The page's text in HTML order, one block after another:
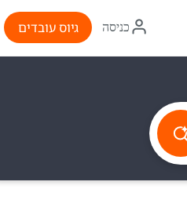
איקון
התחברות
כניסה גיוס עובדים